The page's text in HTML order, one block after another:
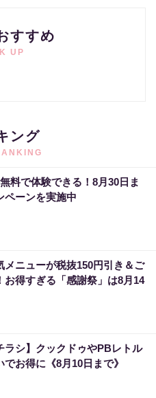
すすめ
UP
ング
料で体験できる！8月30日ま
ペーンを実施中
メニューが税抜150円引き＆ご
お得すぎる「感謝祭」は8月14
ラシ】クックドゥやPBレトル
でお得に《8月10日まで》